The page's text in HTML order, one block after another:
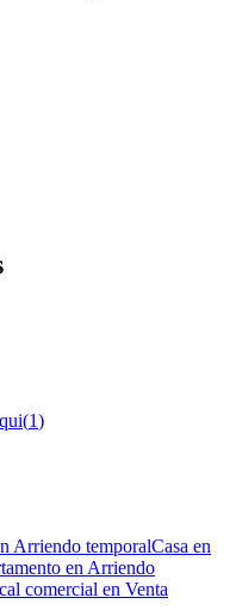
(1)
Arriendo temporalCasa en
en Arriendo
comercial en Venta